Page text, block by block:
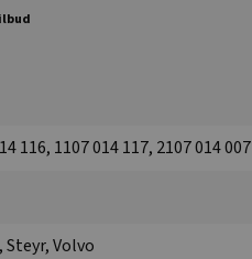
116, 1107 014 117, 2107 014 007
Steyr, Volvo